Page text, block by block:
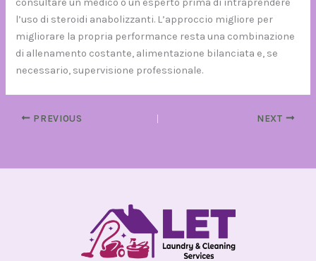
consultare un medico o un esperto prima di intraprendere
l’uso di steroidi anabolizzanti. L’approccio migliore per
migliorare la propria performance resta una combinazione
di allenamento costante, alimentazione bilanciata e, se
necessario, supervisione professionale.
PREVIOUS NEXT